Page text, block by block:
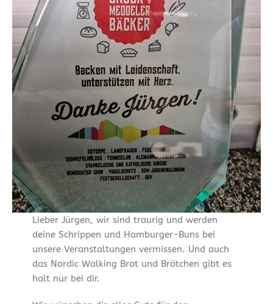
Lieber Jürgen, wir sind traurig und werden
deine Schrippen und Hamburger-Buns bei
unsere Veranstaltungen vermissen. Und auch
das Nordic Walking Brot und Brötchen gibt es
halt nur bei dir.